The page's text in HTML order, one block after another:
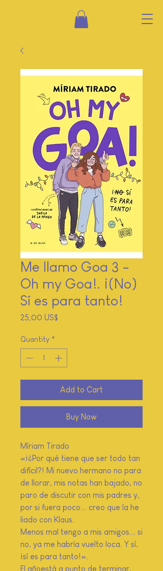
Me llamo Goa 3 -
Oh my Goa!. ¡(No)
Sí es para tanto!
25,00 US$
Quantity *
Add to Cart
Buy Now
Míriam Tirado
«¡¿Por qué tiene que ser todo tan
difícil?! Mi nuevo hermano no para
de llorar, mis notas han bajado, no
paro de discutir con mis padres y,
por si fuera poco... creo que la he
liado con Klaus.
Menos mal tengo a mis amigos... si
no, ya me habría vuelto loca. Y sí,
¡sí es para tanto!».
El añoestá a punto de terminar,